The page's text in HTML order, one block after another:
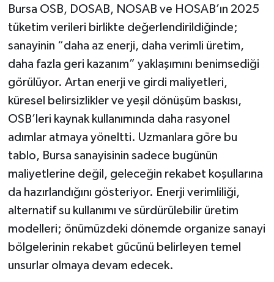
Bursa OSB, DOSAB, NOSAB ve HOSAB’ın 2025
tüketim verileri birlikte değerlendirildiğinde;
sanayinin “daha az enerji, daha verimli üretim,
daha fazla geri kazanım” yaklaşımını benimsediği
görülüyor. Artan enerji ve girdi maliyetleri,
küresel belirsizlikler ve yeşil dönüşüm baskısı,
OSB’leri kaynak kullanımında daha rasyonel
adımlar atmaya yöneltti. Uzmanlara göre bu
tablo, Bursa sanayisinin sadece bugünün
maliyetlerine değil, geleceğin rekabet koşullarına
da hazırlandığını gösteriyor. Enerji verimliliği,
alternatif su kullanımı ve sürdürülebilir üretim
modelleri; önümüzdeki dönemde organize sanayi
bölgelerinin rekabet gücünü belirleyen temel
unsurlar olmaya devam edecek.